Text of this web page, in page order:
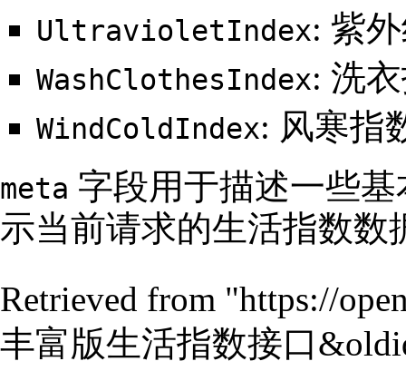
UltravioletIndex: 紫
WashClothesIndex: 洗
WindColdIndex: 风寒指
meta 字段用于描述一些
示当前请求的生活指数数
Retrieved from "https://
丰富版生活指数接口